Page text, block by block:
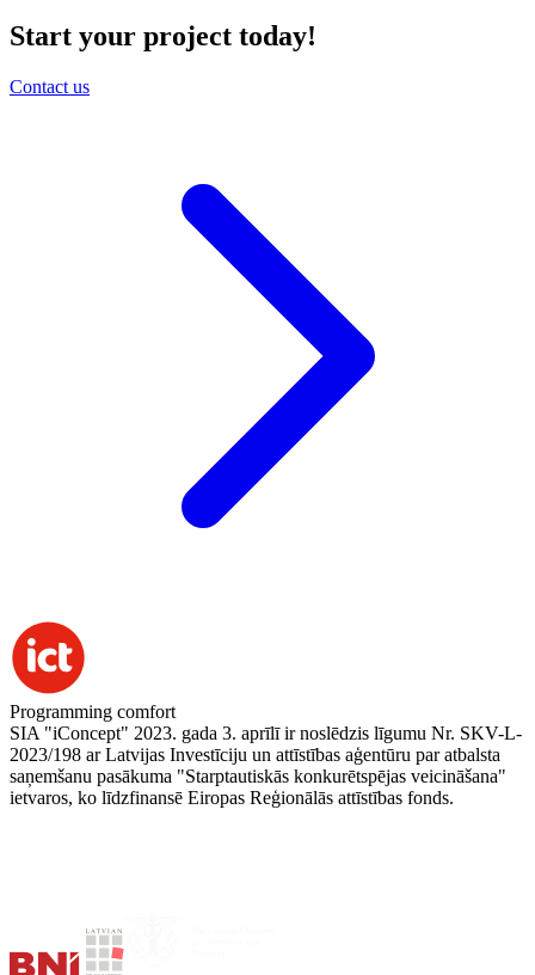
Start your project today!
Contact us
Programming comfort
SIA "iConcept" 2023. gada 3. aprīlī ir noslēdzis līgumu Nr. SKV-L-
2023/198 ar Latvijas Investīciju un attīstības aģentūru par atbalsta
saņemšanu pasākuma "Starptautiskās konkurētspējas veicināšana"
ietvaros, ko līdzfinansē Eiropas Reģionālās attīstības fonds.